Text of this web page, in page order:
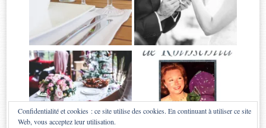
Confidentialité et cookies : ce site utilise des cookies. En continuant à utiliser ce site
Web, vous acceptez leur utilisation.